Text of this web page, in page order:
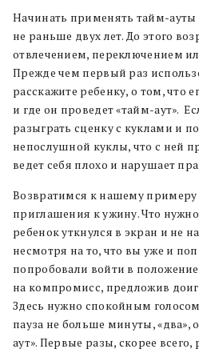
Начинать применять тайм-ауты
не раньше двух лет. До этого
отвлечением, переключением
Прежде чем первый раз
расскажите ребенку, о том, что
и где он проведет «тайм-аут».
разыграть сценку с куклами и
непослушной куклы, что с ней
ведет себя плохо и нарушает
Возвратимся к нашему примеру
приглашения к ужину. Что
ребенок уткнулся в экран и не
несмотря на то, что вы уже и
попробовали войти в
на компромисс, предложив
Здесь нужно спокойным голосом
пауза не больше минуты, «два»,
аут». Первые разы, скорее всего,